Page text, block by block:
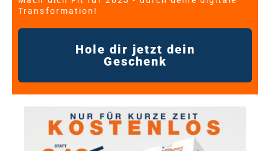
Transformation!
Hole dir jetzt dein
Geschenk